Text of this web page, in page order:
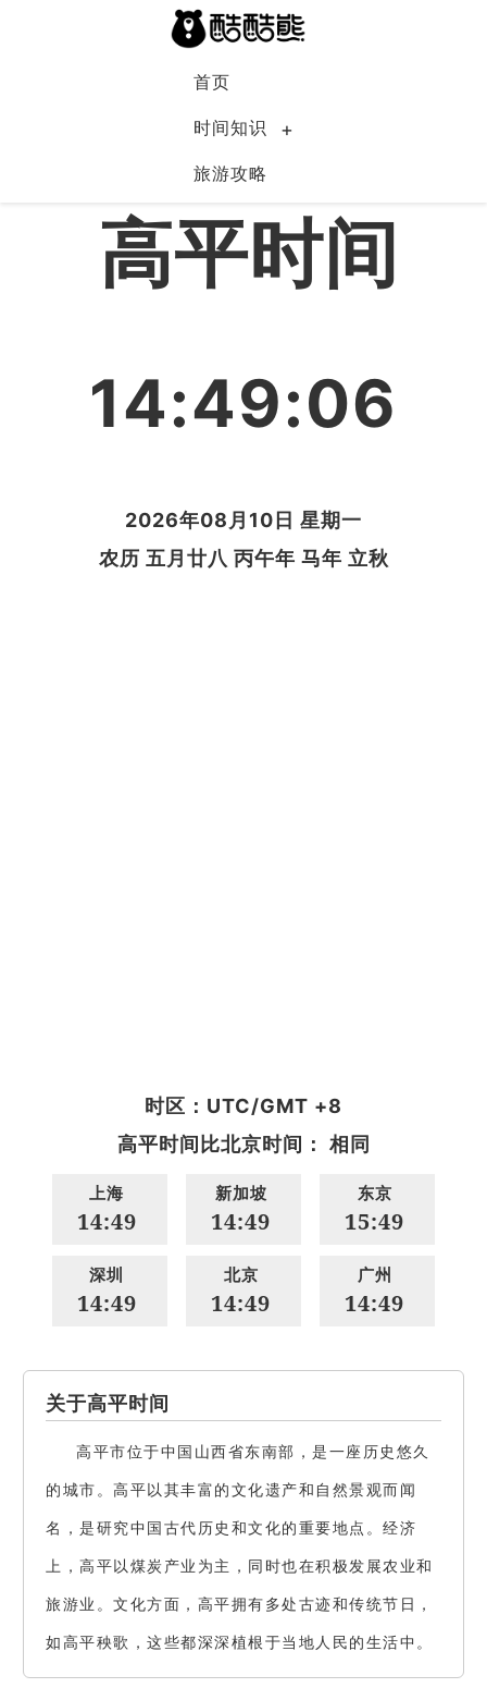
首页
时间知识
旅游攻略
中国
高平时间
14:49:07
2026年08月10日 星期一
农历 五月廿八 丙午年 马年 立秋
时区：UTC/GMT +8
高平时间比北京时间： 相同
上海
14:49
新加坡
14:49
东京
15:49
深圳
14:49
北京
14:49
广州
14:49
关于高平时间
高平市位于中国山西省东南部，是一座历史悠久
的城市。高平以其丰富的文化遗产和自然景观而闻
名，是研究中国古代历史和文化的重要地点。经济
上，高平以煤炭产业为主，同时也在积极发展农业和
旅游业。文化方面，高平拥有多处古迹和传统节日，
如高平秧歌，这些都深深植根于当地人民的生活中。